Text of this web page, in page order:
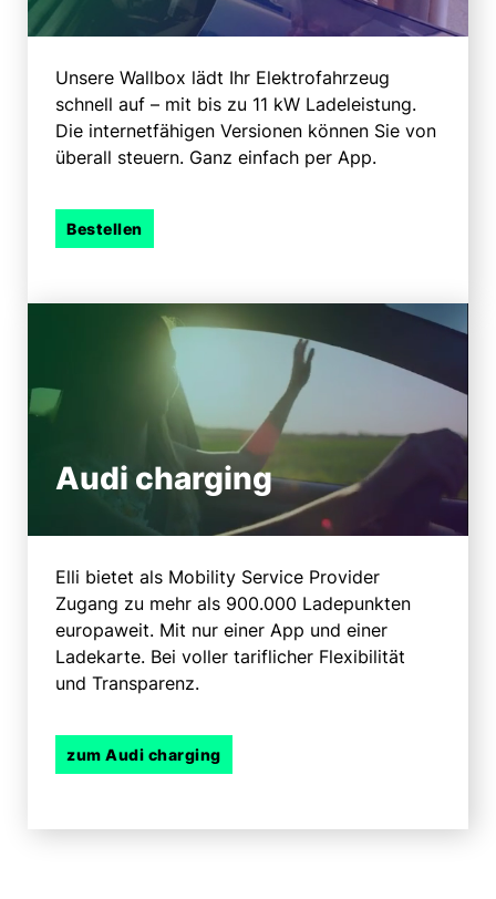
Unsere Wallbox lädt Ihr Elektrofahrzeug
schnell auf – mit bis zu 11 kW Ladeleistung.
Die internetfähigen Versionen können Sie von
überall steuern. Ganz einfach per App.
Bestellen
Audi charging
Elli bietet als Mobility Service Provider
Zugang zu mehr als 900.000 Ladepunkten
europaweit. Mit nur einer App und einer
Ladekarte. Bei voller tariflicher Flexibilität
und Transparenz.
zum Audi charging